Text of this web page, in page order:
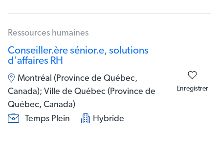
Ressources humaines
Conseiller.ère sénior.e, solutions
d'affaires RH
Montréal (Province de Québec,
Canada); Ville de Québec (Province de
Québec, Canada)
Temps Plein
Hybride
Enregistrer